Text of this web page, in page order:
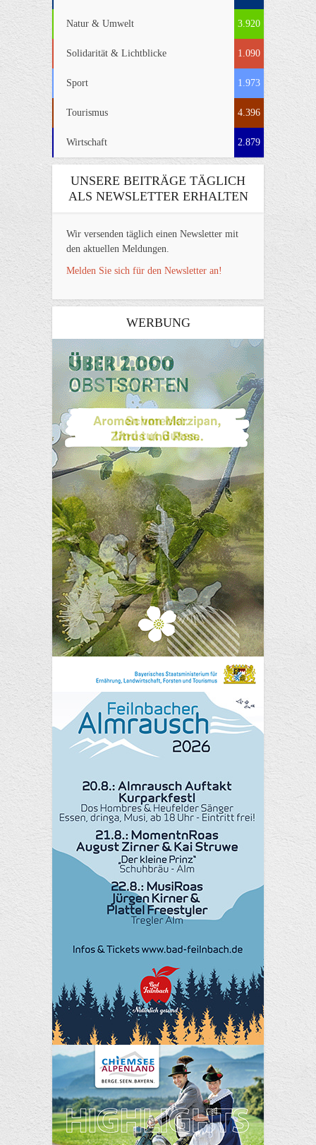
Natur & Umwelt 3.920
Solidarität & Lichtblicke 1.090
Sport 1.973
Tourismus 4.396
Wirtschaft 2.879
UNSERE BEITRÄGE TÄGLICH
ALS NEWSLETTER ERHALTEN
Wir versenden täglich einen Newsletter mit
den aktuellen Meldungen.
Melden Sie sich für den Newsletter an!
WERBUNG